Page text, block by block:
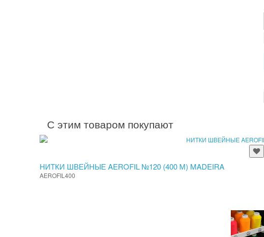
С этим товаром покупают
НИТКИ ШВЕЙНЫЕ AEROFIL №120 (400 М) MADEIRA
AEROFIL400